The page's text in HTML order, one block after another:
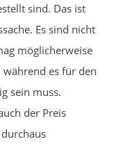
sind. Das ist
Es sind nicht
möglicherweise
es für den
sein muss.
der Preis